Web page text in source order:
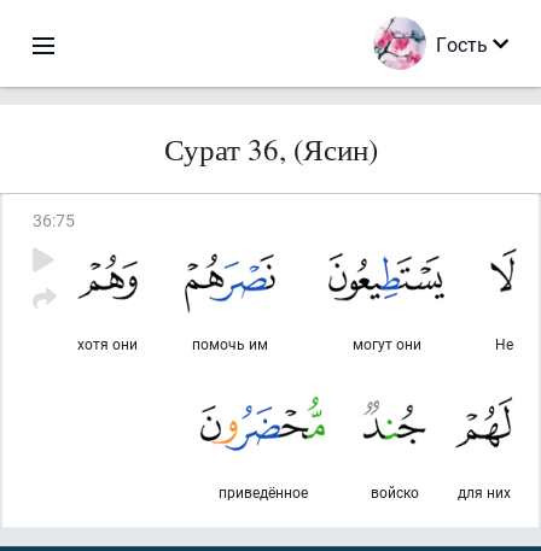
Гость
Сурат 36, (Ясин)
36:75
Не
могут они
помочь им
хотя они
для них
войско
приведённое